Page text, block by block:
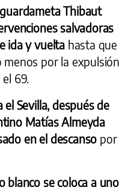
Thibaut
salvadoras
ida y vuelta hasta que
menos por la expulsión
69.
Sevilla, después de
Matías Almeyda
en el descanso por
blanco se coloca a uno